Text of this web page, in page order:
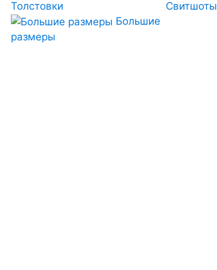
Толстовки Свитшоты
Большие
размеры